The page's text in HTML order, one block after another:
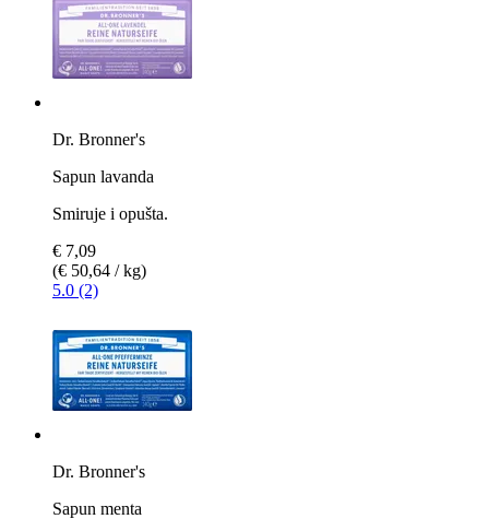
Dr. Bronner's
Sapun lavanda
Smiruje i opušta.
€ 7,09
(€ 50,64 / kg)
5.0 (2)
Dr. Bronner's
Sapun menta